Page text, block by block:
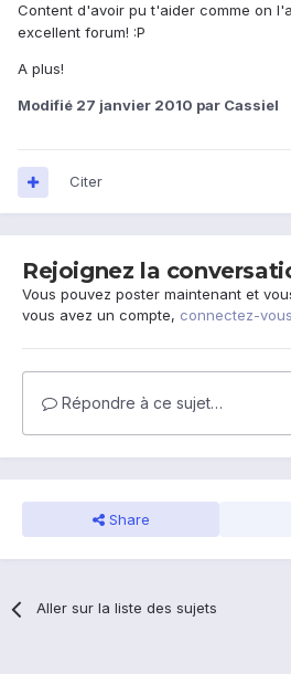
Content d'avoir pu t'aider comme on
excellent forum! :P
A plus!
Modifié 27 janvier 2010 par Cassiel
Citer
Rejoignez la
Vous pouvez poster maintenant et
vous avez un compte, connectez-
Répondre à ce sujet…
Share
Aller sur la liste des sujets